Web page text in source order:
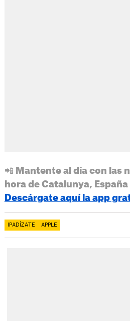
📲 Mantente al día con las
hora de Catalunya,
Descárgate aquí la app
IPADÍZATE APPLE